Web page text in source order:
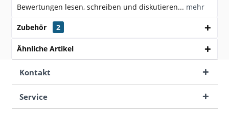
Bewertungen lesen, schreiben und diskutieren... mehr
Zubehör 2
Ähnliche Artikel
Kontakt
Service